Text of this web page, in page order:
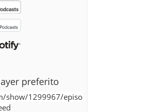
preferito
show/1299967/episo